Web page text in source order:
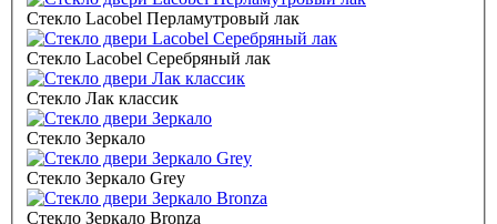
Стекло Lacobel Перламутровый лак
Стекло Lacobel Серебряный лак
Стекло Лак классик
Стекло Зеркало
Стекло Зеркало Grey
Стекло Зеркало Bronza